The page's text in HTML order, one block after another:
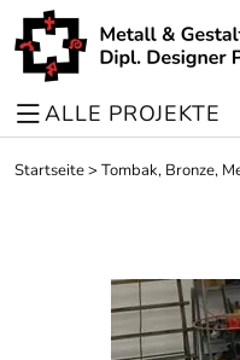
ALLE PROJEKTE
Startseite> Tombak, Bronze,